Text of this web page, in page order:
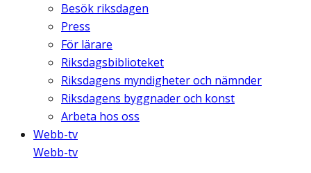
Besök riksdagen
Press
För lärare
Riksdagsbiblioteket
Riksdagens myndigheter och nämnder
Riksdagens byggnader och konst
Arbeta hos oss
Webb-tv
Webb-tv